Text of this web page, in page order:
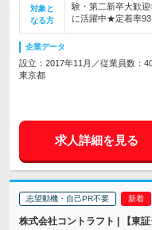
対象と
なる方
験・第二新卒大歓
に活躍中★定着率
企業データ
設立：2017年11月／従業員数：
東京都
求人詳細を見る
志望動機・自己PR不要
株式会社コントラフト | 【東